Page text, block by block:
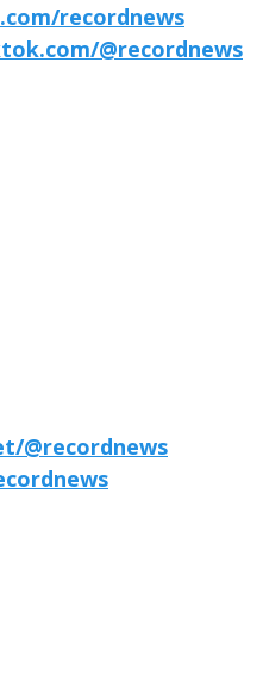
recordnews
@recordnews
@recordnews